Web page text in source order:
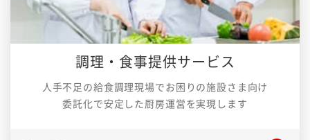
調理・食事提供サービス
人手不足の給食調理現場でお困りの施設さま向け
委託化で安定した厨房運営を実現します